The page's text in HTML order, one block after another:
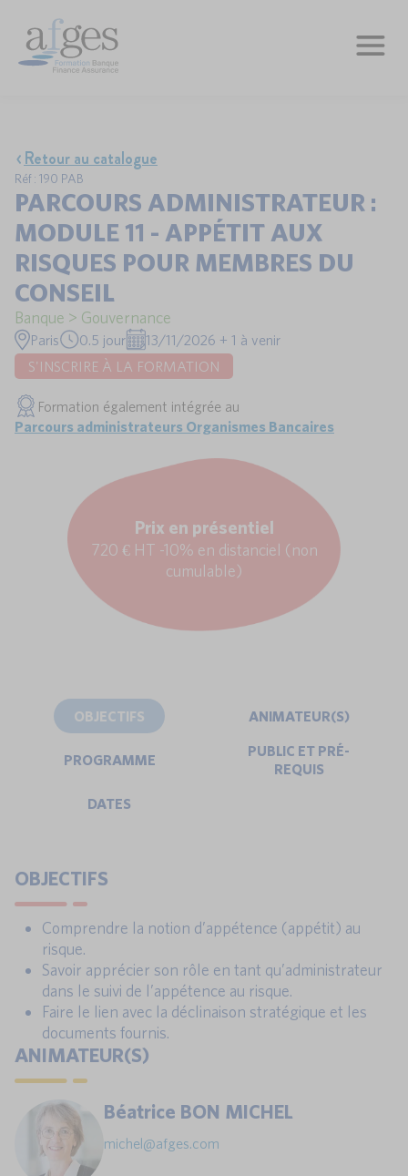
Retour au catalogue
Réf : 190 PAB
PARCOURS ADMINISTRATEUR :
MODULE 11 - APPÉTIT AUX
RISQUES POUR MEMBRES DU
CONSEIL
Banque > Gouvernance
Paris 0.5 jour
13/11/2026 + 1 à venir
S'INSCRIRE À LA FORMATION
Formation également intégrée au
Parcours administrateurs Organismes Bancaires
Prix en présentiel
720 € HT -10% en distanciel (non
cumulable)
OBJECTIFS ANIMATEUR(S)
PROGRAMME
PUBLIC ET PRÉ-
REQUIS
DATES
OBJECTIFS
Comprendre la notion d’appétence (appétit) au
risque.
Savoir apprécier son rôle en tant qu’administrateur
dans le suivi de l’appétence au risque.
Faire le lien avec la déclinaison stratégique et les
documents fournis.
ANIMATEUR(S)
Béatrice BON MICHEL
michel@afges.com